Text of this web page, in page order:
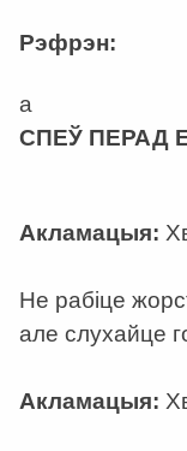
Рэфрэн:
a
СПЕЎ ПЕРАД
Акламацыя:
Не рабіце
але слухайце
Акламацыя: